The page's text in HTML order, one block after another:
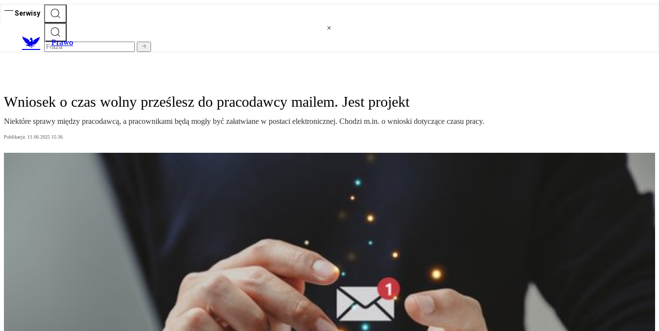
Serwisy
Prawo
Wniosek o czas wolny prześlesz do pracodawcy mailem. Jest projekt
Niektóre sprawy między pracodawcą, a pracownikami będą mogły być załatwiane w postaci elektronicznej. Chodzi m.in. o wnioski dotyczące czasu pracy.
Publikacja: 11.06.2025 15:36